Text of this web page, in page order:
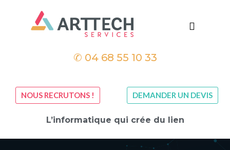
✆ 04 68 55 10 33
NOUS RECRUTONS ! DEMANDER UN DEVIS
L’informatique qui crée du lien